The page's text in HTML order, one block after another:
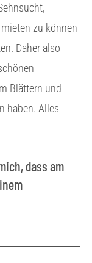
zu können
Daher also
Blättern und
haben. Alles
dass am